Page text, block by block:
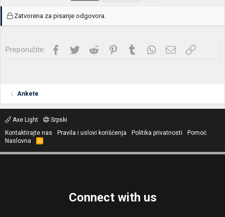
Zatvorena za pisanje odgovora.
Preporučite: Facebook
Twitter Reddit PinterestTumblrWhatsApp
Imejl Link
Ankete
Axe Light
Srpski
Kontaktirajte nas
Pravila i uslovi korišćenja Politika privatnosti
Pomoć
Naslovna
R
S
Connect with us